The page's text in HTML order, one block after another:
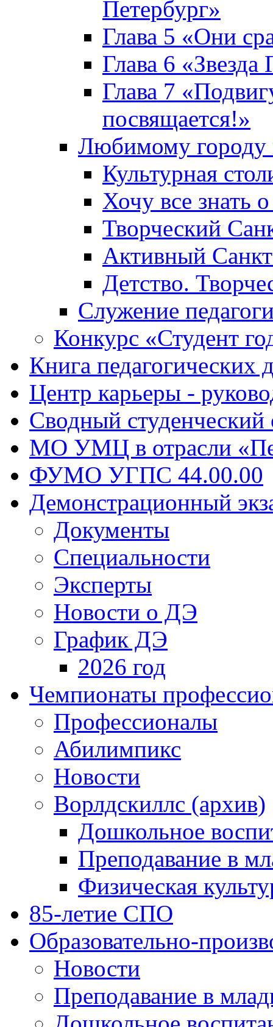
Петербург»
Глава 5 «Они
Глава 6 «Звезда
Глава 7
посвящается!»
Любимому городу
Культурная
Хочу все знать
Творческий
Активный
Детство.
Служение
Конкурс «Студент
Книга педагогических
Центр карьеры -
Сводный
МО УМЦ в отрасли
ФУМО УГПС 44.00.00
Демонстрационный
Документы
Специальности
Эксперты
Новости о ДЭ
График ДЭ
2026 год
Чемпионаты
Профессионалы
Абилимпикс
Новости
Ворлдскиллс (архив)
Дошкольное
Преподавание в
Физическая
85-летие СПО
Образовательно-
Новости
Преподавание в